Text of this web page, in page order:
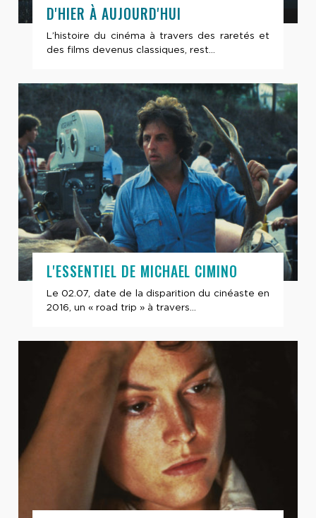
D'HIER À AUJOURD'HUI
L’histoire du cinéma à travers des raretés et
des films devenus classiques, rest...
L'ESSENTIEL DE MICHAEL CIMINO
Le 02.07, date de la disparition du cinéaste en
2016, un « road trip » à travers...